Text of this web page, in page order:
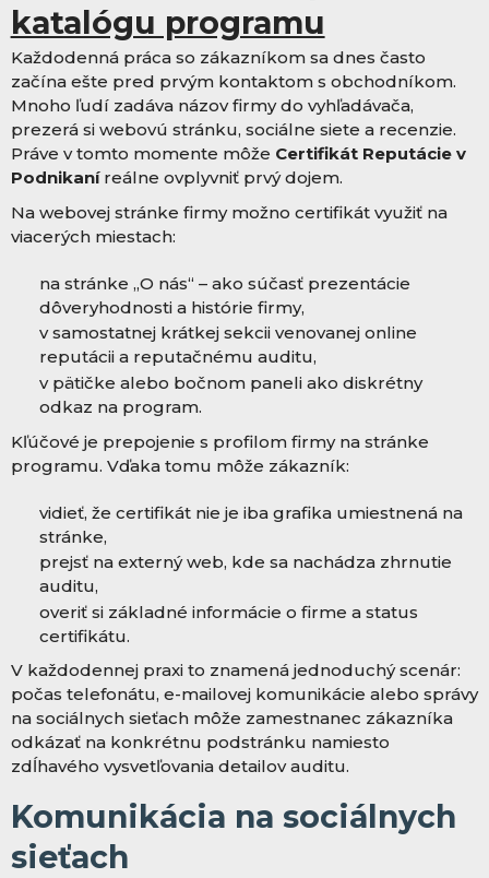
katalógu programu
Každodenná práca so zákazníkom sa dnes často
začína ešte pred prvým kontaktom s obchodníkom.
Mnoho ľudí zadáva názov firmy do vyhľadávača,
prezerá si webovú stránku, sociálne siete a recenzie.
Práve v tomto momente môže Certifikát Reputácie v
Podnikaníreálne ovplyvniť prvý dojem.
Na webovej stránke firmy možno certifikát využiť na
viacerých miestach:
na stránke „O nás“ – ako súčasť prezentácie
dôveryhodnosti a histórie firmy,
v samostatnej krátkej sekcii venovanej online
reputácii a reputačnému auditu,
v pätičke alebo bočnom paneli ako diskrétny
odkaz na program.
Kľúčové je prepojenie s profilom firmy na stránke
programu. Vďaka tomu môže zákazník:
vidieť, že certifikát nie je iba grafika umiestnená na
stránke,
prejsť na externý web, kde sa nachádza zhrnutie
auditu,
overiť si základné informácie o firme a status
certifikátu.
V každodennej praxi to znamená jednoduchý scenár:
počas telefonátu, e-mailovej komunikácie alebo správy
na sociálnych sieťach môže zamestnanec zákazníka
odkázať na konkrétnu podstránku namiesto
zdĺhavého vysvetľovania detailov auditu.
Komunikácia na sociálnych
sieťach